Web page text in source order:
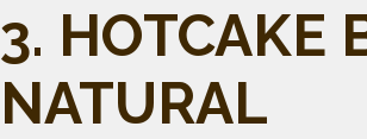
3. HOTCAKE
NATURAL